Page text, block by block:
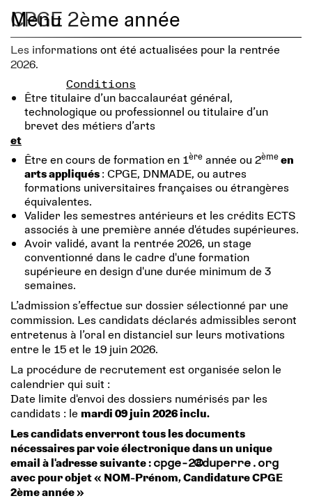
Menu
CPGE 2ème année
Les informations ont été actualisées pour la rentrée
2026.
Conditions
Être titulaire d’un baccalauréat général,
technologique ou professionnel ou titulaire d’un
brevet des métiers d’arts
et
Être en cours de formation en 1ère année ou 2èmeen
arts appliqués: CPGE, DNMADE, ou autres
formations universitaires françaises ou étrangères
équivalentes.
Valider les semestres antérieurs et les crédits ECTS
associés à une première année d'études supérieures.
Avoir validé, avant la rentrée 2026, un stage
conventionné dans le cadre d'une formation
supérieure en design d'une durée minimum de 3
semaines.
L’admission s’effectue sur dossier sélectionné par une
commission. Les candidats déclarés admissibles seront
entretenus à l’oral en distanciel sur leurs motivations
entre le 15 et le 19 juin 2026.
La procédure de recrutement est organisée selon le
calendrier qui suit :
Date limite d'envoi des dossiers numérisés par les
candidats : le mardi 09 juin 2026 inclu.
Les candidats enverront tous les documents
nécessaires par voie électronique dans un unique
email à l'adresse suivante :cpge-2@duperre.org
avec pour objet « NOM-Prénom, Candidature CPGE
2ème année »